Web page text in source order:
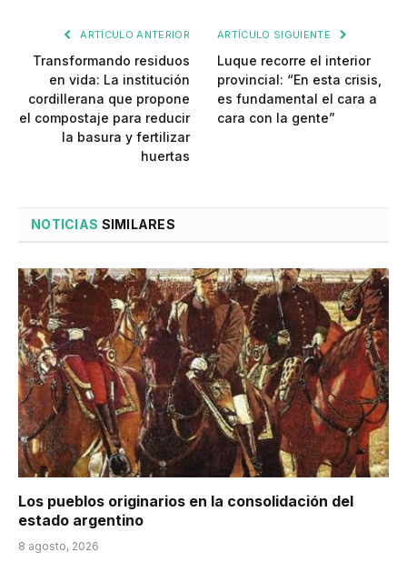
ARTÍCULO ANTERIOR
Transformando residuos
en vida: La institución
cordillerana que propone
el compostaje para reducir
la basura y fertilizar
huertas
ARTÍCULO SIGUIENTE
Luque recorre el interior
provincial: “En esta crisis,
es fundamental el cara a
cara con la gente”
NOTICIAS SIMILARES
Los pueblos originarios en la consolidación del
estado argentino
8 agosto, 2026